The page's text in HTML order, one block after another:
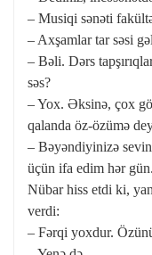
– Musiqi sənəti
– Axşamlar tar səsi
– Bəli. Dərs
səs?
– Yox. Əksinə, çox
qalanda öz-özümə
– Bəyəndiyinizə
üçün ifa edim hər gün.
Nübar hiss etdi ki,
verdi:
– Fərqi yoxdur.